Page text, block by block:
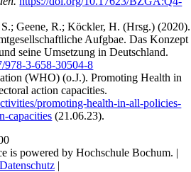
Geene, R.; Köckler, H. (Hrsg.) (2020).
Aufgbae. Das Konzept
seine Umsetzung in Deutschland.
978-3-658-30504-8
(WHO) (o.J.). Promoting Health in
action capacities.
promoting-health-in-all-policies-
capacities (21.06.23).
is powered by Hochschule Bochum. |
Datenschutz |